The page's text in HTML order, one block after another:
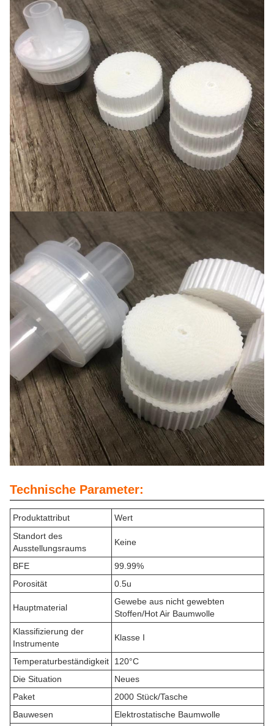
Technische Parameter:
Produktattribut
Wert
Standort des
Ausstellungsraums
Keine
BFE
99.99%
Porosität
0.5u
Hauptmaterial
Gewebe aus nicht gewebten
Stoffen/Hot Air Baumwolle
Klassifizierung der
Instrumente
Klasse I
Temperaturbeständigkeit
120°C
Die Situation
Neues
Paket
2000 Stück/Tasche
Bauwesen
Elektrostatische Baumwolle